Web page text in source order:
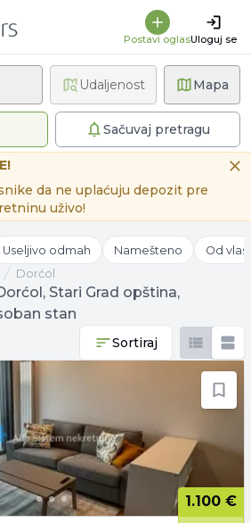
Postavi oglasUloguj se
Mapa
primenjena filteraSačuvaj pretragu
Udaljenost
da ne uplaćuju depozit pre
uživo!
Useljivo odmah Namešteno Od
Dorćol
Stari Grad opština,
stan
Sortiraj
1.100 €